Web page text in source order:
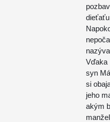
Vďaka
syn
si
jeho
akým